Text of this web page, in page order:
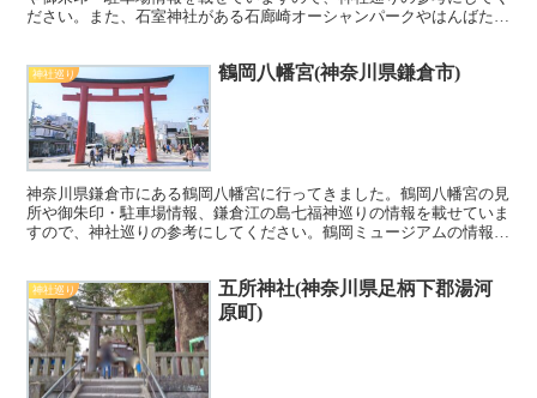
ださい。また、石室神社がある石廊崎オーシャンパークやはんばた市
神社巡り 鶴岡八幡宮(神奈川県鎌倉市)
神奈川県鎌倉市にある鶴岡八幡宮に行ってきました。鶴岡八幡宮の見
所や御朱印・駐車場情報、鎌倉江の島七福神巡りの情報を載せていま
すので、神社巡りの参考にしてください。鶴岡ミュージアムの情報も
神社巡り
五所神社(神奈川県足柄下郡湯河
原町)